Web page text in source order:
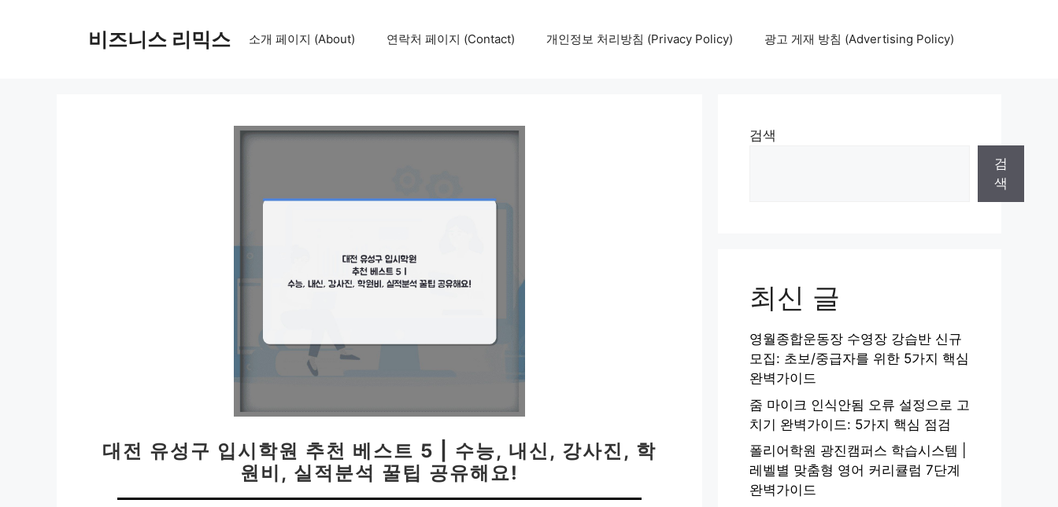
비즈니스 리믹스 소개 페이지 (About) 연락처 페이지 (Contact) 개인정보 처리방침 (Privacy Policy) 광고 게재 방침 (Advertising Policy)
대전 유성구 입시학원 추천 베스트 5 | 수능, 내신, 강사진, 학
원비, 실적분석 꿀팁 공유해요!
검색
검
색
최신 글
영월종합운동장 수영장 강습반 신규
모집: 초보/중급자를 위한 5가지 핵심
완벽가이드
줌 마이크 인식안됨 오류 설정으로 고
치기 완벽가이드: 5가지 핵심 점검
폴리어학원 광진캠퍼스 학습시스템 |
레벨별 맞춤형 영어 커리큘럼 7단계
완벽가이드